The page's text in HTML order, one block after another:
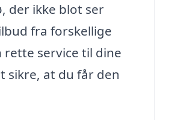
der ikke blot ser
fra forskellige
service til dine
sikre, at du får den